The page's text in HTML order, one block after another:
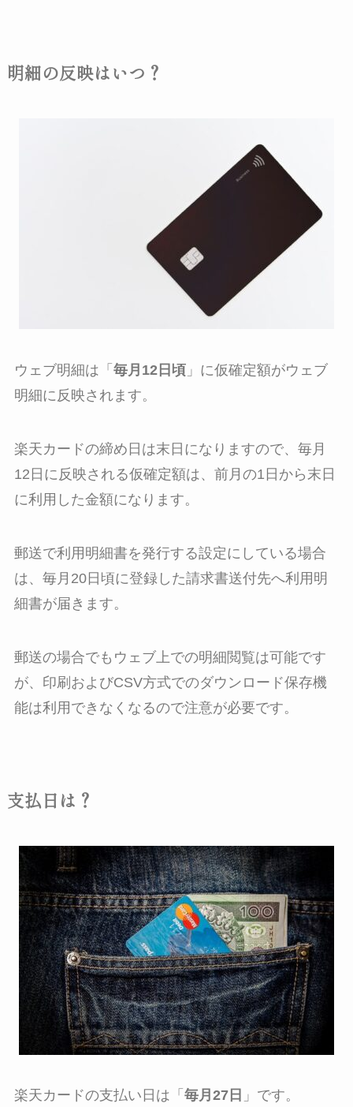
明細の反映はいつ？
ウェブ明細は「 毎月12日頃」に仮確定額がウェブ
明細に反映されます。
楽天カードの締め日は末日になりますので、毎月
12日に反映される仮確定額は、前月の1日から末日
に利用した金額になります。
郵送で利用明細書を発行する設定にしている場合
は、毎月20日頃に登録した請求書送付先へ利用明
細書が届きます。
郵送の場合でもウェブ上での明細閲覧は可能です
が、印刷およびCSV方式でのダウンロード保存機
能は利用できなくなるので注意が必要です。
支払日は？
楽天カードの支払い日は「 毎月27日 」です。